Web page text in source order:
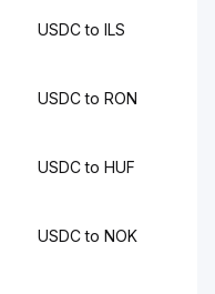
USDC to ILS
USDC to RON
USDC to HUF
USDC to NOK